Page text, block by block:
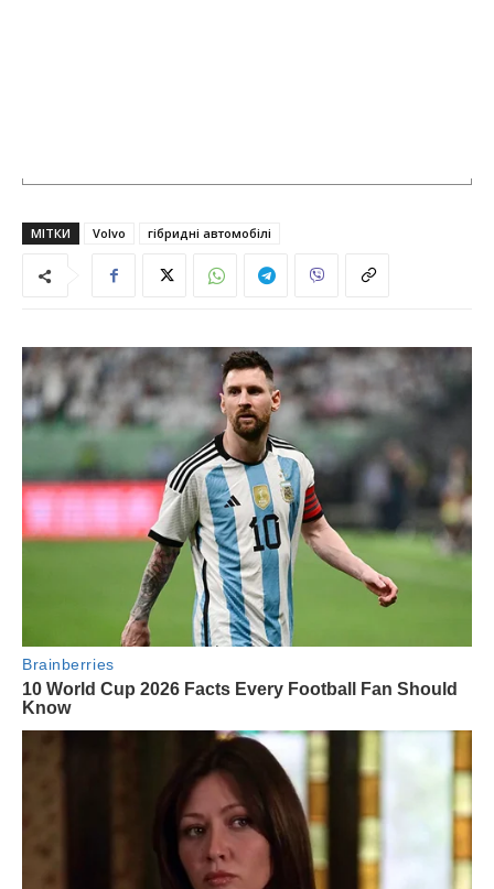
МІТКИ Volvo гібридні автомобілі